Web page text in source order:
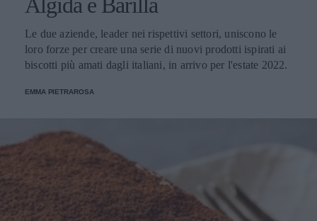
Le due aziende, leader nei rispettivi settori, uniscono le
loro forze per creare una serie di nuovi prodotti ispirati ai
biscotti più amati dagli italiani, in arrivo per l'estate 2022.
EMMA PIETRAROSA